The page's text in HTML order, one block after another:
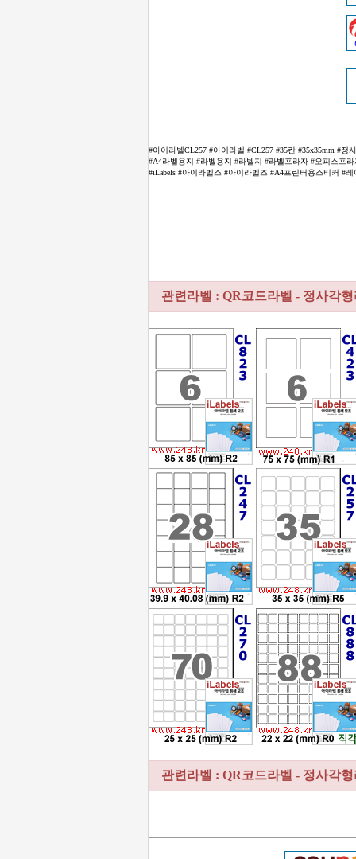
#아이라벨CL257 #아이라벨 #CL257 #35칸 #35x35mm #
#A4라벨용지 #라벨용지 #라벨지 #라벨프라자 #오피스프
#iLabels #아이라벨스 #아이라벨즈 #A4프린터용스티커 #
관련라벨 : QR코드라벨 - 정사각
관련라벨 : QR코드라벨 - 정사각